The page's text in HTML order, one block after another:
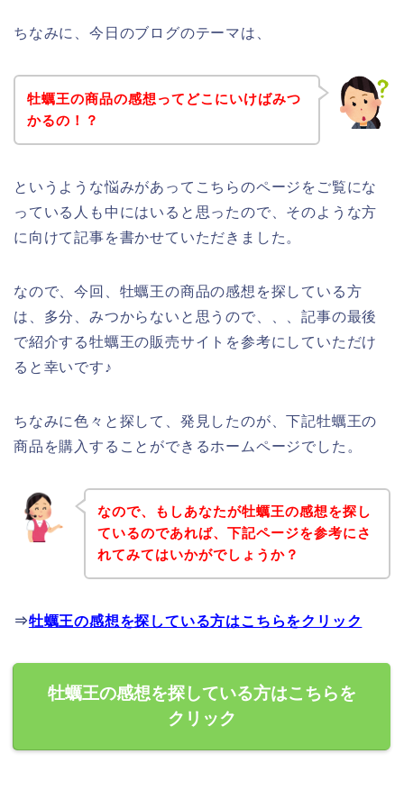
ちなみに、今日のブログのテーマは、
牡蠣王の商品の感想ってどこにいけばみつ
かるの！？
というような悩みがあってこちらのページをご覧にな
っている人も中にはいると思ったので、そのような方
に向けて記事を書かせていただきました。
なので、今回、牡蠣王の商品の感想を探している方
は、多分、みつからないと思うので、、、記事の最後
で紹介する牡蠣王の販売サイトを参考にしていただけ
ると幸いです♪
ちなみに色々と探して、発見したのが、下記牡蠣王の
商品を購入することができるホームページでした。
なので、もしあなたが牡蠣王の感想を探し
ているのであれば、下記ページを参考にさ
れてみてはいかがでしょうか？
⇒牡蠣王の感想を探している方はこちらをクリック
牡蠣王の感想を探している方はこちらを
クリック